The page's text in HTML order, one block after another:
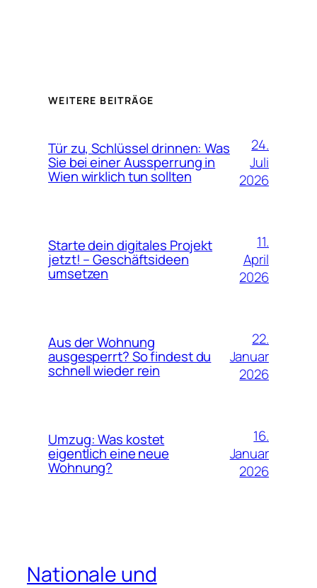
WEITERE BEITRÄGE
Tür zu, Schlüssel drinnen: Was
Sie bei einer Aussperrung in
Wien wirklich tun sollten
24.
Juli
2026
Starte dein digitales Projekt
jetzt! – Geschäftsideen
umsetzen
11.
April
2026
Aus der Wohnung
ausgesperrt? So findest du
schnell wieder rein
22.
Januar
2026
Umzug: Was kostet
eigentlich eine neue
Wohnung?
16.
Januar
2026
Nationale und